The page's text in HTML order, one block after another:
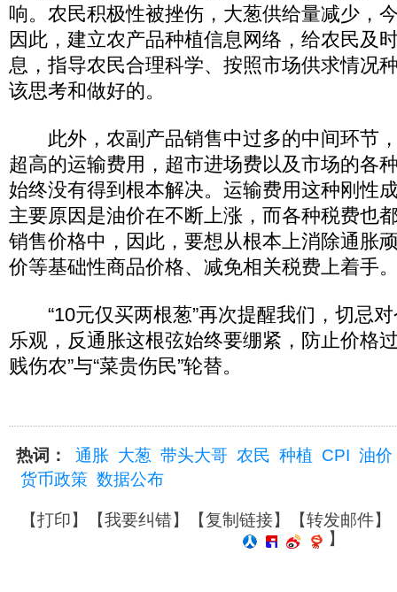
响。农民积极性被挫伤，大葱供给量减少，
因此，建立农产品种植信息网络，给农民及
息，指导农民合理科学、按照市场供求情况
该思考和做好的。
此外，农副产品销售中过多的中间环节
超高的运输费用，超市进场费以及市场的各
始终没有得到根本解决。运输费用这种刚性
主要原因是油价在不断上涨，而各种税费也
销售价格中，因此，要想从根本上消除通胀
价等基础性商品价格、减免相关税费上着手
“10元仅买两根葱”再次提醒我们，切忌对
乐观，反通胀这根弦始终要绷紧，防止价格
贱伤农”与“菜贵伤民”轮替。
热词： 通胀 大葱 带头大哥 农民 种植 CPI 油价
货币政策 数据公布
【打印】【我要纠错】【复制链接】【转发邮件】
】